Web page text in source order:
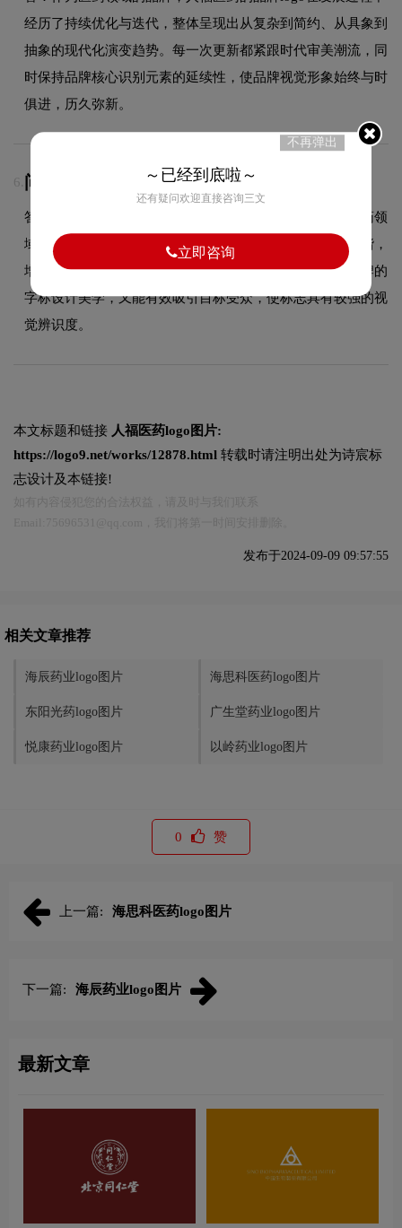
经历了持续优化与迭代，整体呈现出从复杂到简约、从具象到
抽象的现代化演变趋势。每一次更新都紧跟时代审美潮流，同
时保持品牌核心识别元素的延续性，使品牌视觉形象始终与时
俱进，历久弥新。
6. 问：人福医药logo采用什么颜色搭配？
答：人福医药品牌整体使用的色彩方案充分契合了其在医药领
域的品牌定位，以双色搭配为主，主色与辅色既对比又和谐，
增强了品牌的现代感和时尚度。这种色彩选择既传递了品牌的
字标设计美学，又能有效吸引目标受众，使标志具有较强的视
觉辨识度。
本文标题和链接 人福医药logo图片:
https://logo9.net/works/12878.html 转载时请注明出处为诗宸标
志设计及本链接!
发布于2024-09-09 09:57:55
相关文章推荐
海辰药业logo图片 海思科医药logo图片
东阳光药logo图片 广生堂药业logo图片
悦康药业logo图片 以岭药业logo图片
0 赞
上一篇: 海思科医药logo图片
下一篇: 海辰药业logo图片
最新文章
不再弹出
～已经到底啦～
还有疑问欢迎直接咨询三文
立即咨询